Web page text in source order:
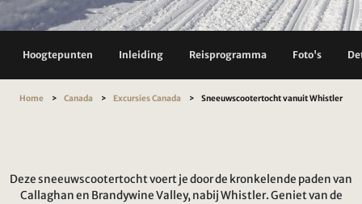
Hoogtepunten Inleiding Reisprogramma Foto's
Home Canada Excursies Canada Sneeuwscootertocht vanuit Whistler
Deze sneeuwscootertocht voert je door de kronkelende paden van
Callaghan en Brandywine Valley, nabij Whistler. Geniet van de